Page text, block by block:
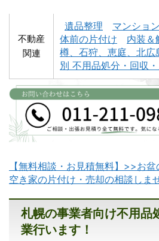
富良野市不用品回収
白老町不用品回収
不動産
関連
遺品整理 マンショ
体前の片付け
内装＆
樽、石狩、恵庭、北広
別 不用品処分・回収・
【無料相談・お見積無料】>>お
空き家の片付け・売却の相談しま
札幌の事業者向け不用品
業行います！